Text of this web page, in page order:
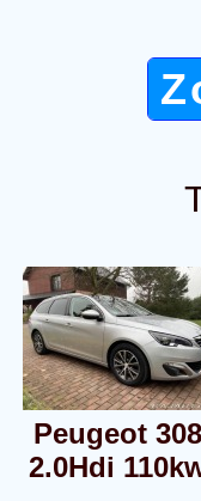
Peugeot 308
2.0Hdi